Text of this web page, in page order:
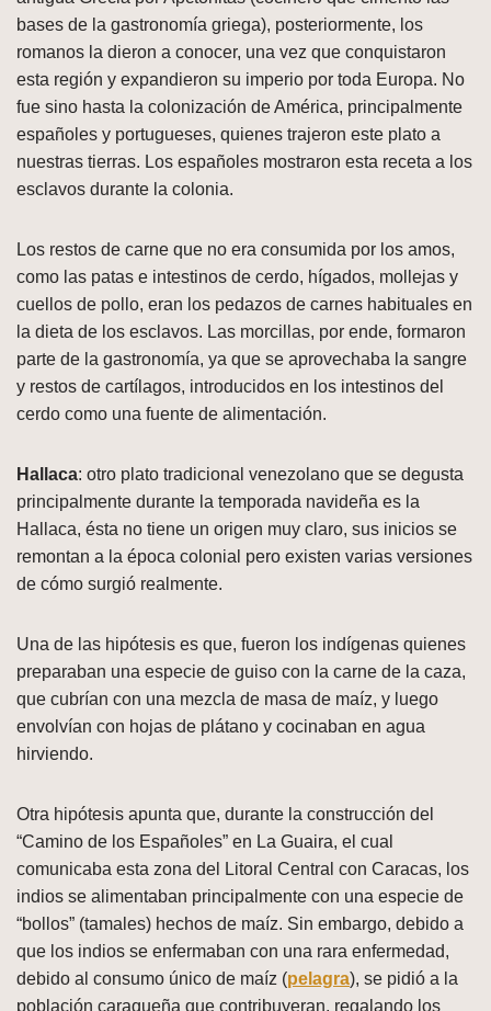
bases de la gastronomía griega), posteriormente, los
romanos la dieron a conocer, una vez que conquistaron
esta región y expandieron su imperio por toda Europa. No
fue sino hasta la colonización de América, principalmente
españoles y portugueses, quienes trajeron este plato a
nuestras tierras. Los españoles mostraron esta receta a los
esclavos durante la colonia.
Los restos de carne que no era consumida por los amos,
como las patas e intestinos de cerdo, hígados, mollejas y
cuellos de pollo, eran los pedazos de carnes habituales en
la dieta de los esclavos. Las morcillas, por ende, formaron
parte de la gastronomía, ya que se aprovechaba la sangre
y restos de cartílagos, introducidos en los intestinos del
cerdo como una fuente de alimentación.
Hallaca: otro plato tradicional venezolano que se degusta
principalmente durante la temporada navideña es la
Hallaca, ésta no tiene un origen muy claro, sus inicios se
remontan a la época colonial pero existen varias versiones
de cómo surgió realmente.
Una de las hipótesis es que, fueron los indígenas quienes
preparaban una especie de guiso con la carne de la caza,
que cubrían con una mezcla de masa de maíz, y luego
envolvían con hojas de plátano y cocinaban en agua
hirviendo.
Otra hipótesis apunta que, durante la construcción del
“Camino de los Españoles” en La Guaira, el cual
comunicaba esta zona del Litoral Central con Caracas, los
indios se alimentaban principalmente con una especie de
“bollos” (tamales) hechos de maíz. Sin embargo, debido a
que los indios se enfermaban con una rara enfermedad,
debido al consumo único de maíz (pelagra), se pidió a la
población caraqueña que contribuyeran, regalando los